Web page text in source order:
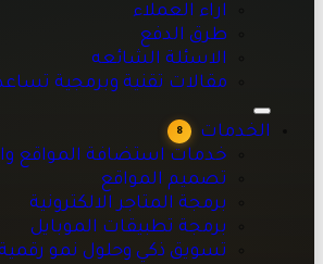
خدمات استضافة المواقع
برمجة المتاجر الالكترونية
برمجة تطبيقات الموبايل
تسويق ذكي وحلول نمو رقمية |
تحسين محركات البحث seo
خدمات تصميم موشن جرافيك
تصميم هويات تجارية وبناء براند
اراء العملاء
طرق الدفع
الاسئلة الشائعه
مقالات تقنية وبرمجية
الخدمات 8
خدمات استضافة المواقع
تصميم المواقع
برمجة المتاجر الالكترونية
برمجة تطبيقات الموبايل
تسويق ذكي وحلول نمو